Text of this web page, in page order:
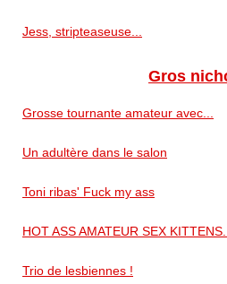
Jess, stripteaseuse...
Gros
Grosse tournante amateur avec...
Un adultère dans le salon
Toni ribas' Fuck my ass
HOT ASS AMATEUR SEX KITTENS...
Trio de lesbiennes !